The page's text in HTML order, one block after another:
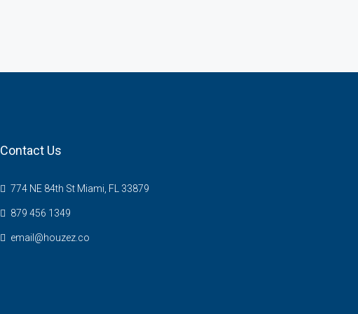
Contact Us
774 NE 84th St Miami, FL 33879
879 456 1349
email@houzez.co